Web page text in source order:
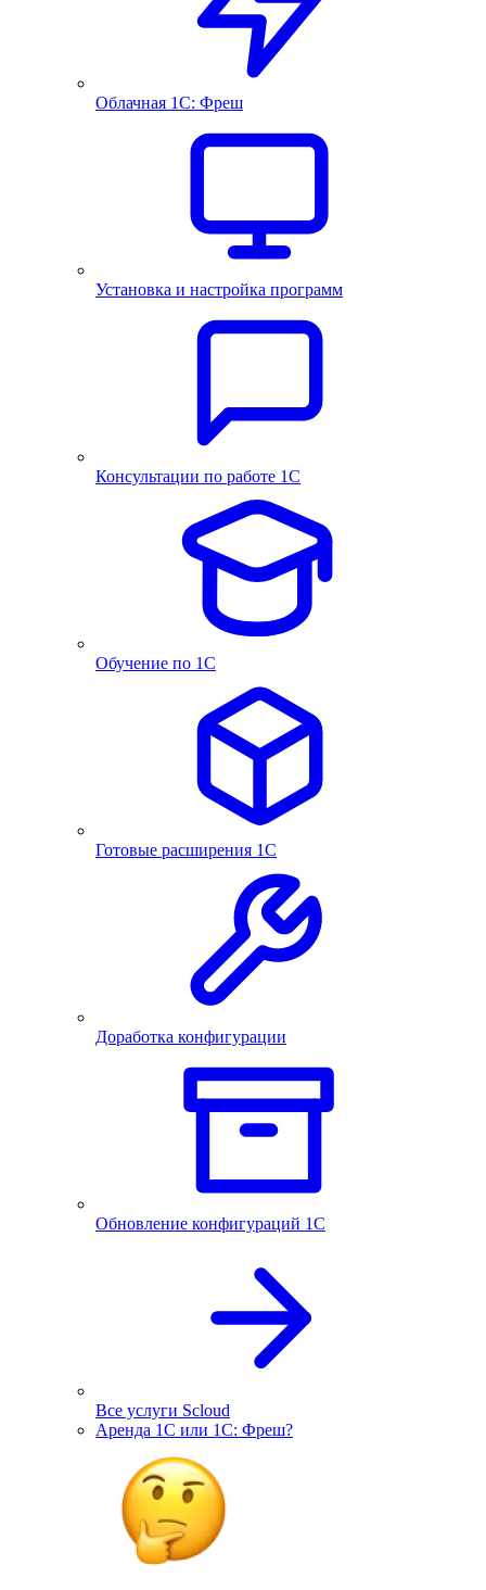
Облачная 1С: Фреш
Установка и настройка программ
Консультации по работе 1С
Обучение по 1С
Готовые расширения 1С
Доработка конфигурации
Обновление конфигураций 1С
Все услуги Scloud
Аренда 1С или 1С: Фреш?